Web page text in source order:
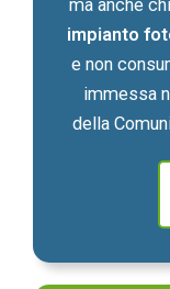
ma anche
impianto
e non
immessa
della